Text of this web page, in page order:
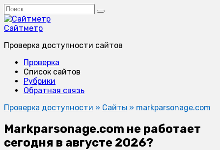
Перейти
к
содержанию
Search
for:
Сайтметр
Проверка доступности сайтов
Проверка
Список сайтов
Рубрики
Обратная связь
Проверка доступности » Сайты » markparsonage.com
Markparsonage.com не работает
сегодня в августе 2026?